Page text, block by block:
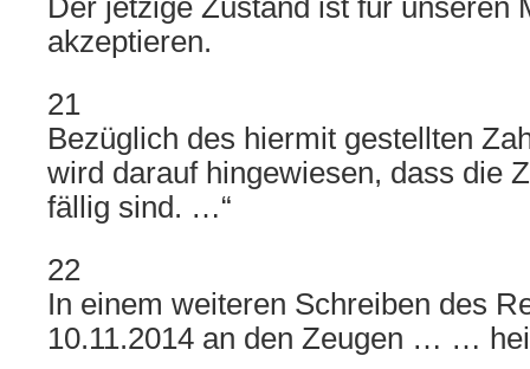
Der jetzige Zustand ist für unseren
akzeptieren.
21
Bezüglich des hiermit gestellten
wird darauf hingewiesen, dass die
fällig sind. …“
22
In einem weiteren Schreiben des
10.11.2014 an den Zeugen … …